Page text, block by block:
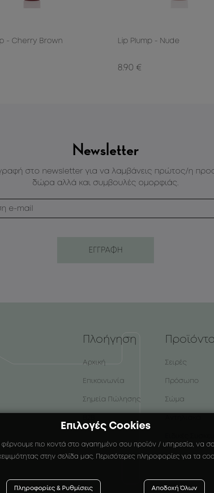
- Cherry Brown Lip Plump - Nude
8.90 €
Newsletter
στο newsletter για να λαμβάνεις πρώτος/η
δώρα αλλά και συμβουλές ομορφιάς.
Πλοήγηση
Αρχική
Επικοινωνία
Σημεία Πώλησης
Σειρές
Πρόσωπο
Σώμα
Επιλογές Cookies
πιο κοντά στο αγαπημένο σου προϊόν / υπηρεσία, να σου
στην σελίδα μας. Περισότερες πληροφορίες για τα
Πληροφορίες & Ρυθμίσεις Αποδοχή Όλων